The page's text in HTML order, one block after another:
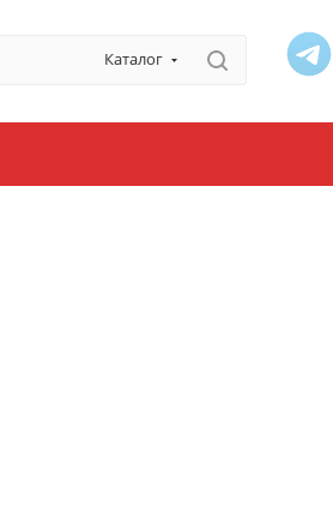
Каталог